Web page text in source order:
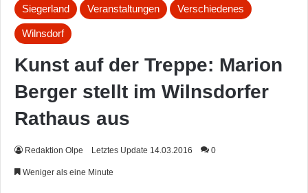
Siegerland Veranstaltungen Verschiedenes
Wilnsdorf
Kunst auf der Treppe: Marion
Berger stellt im Wilnsdorfer
Rathaus aus
Redaktion Olpe Letztes Update 14.03.2016 0
Weniger als eine Minute